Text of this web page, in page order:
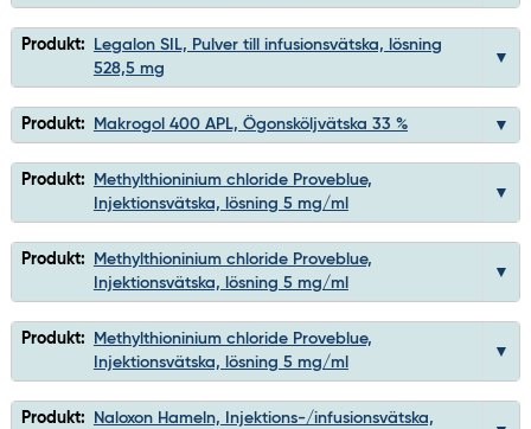
Produkt:
Legalon SIL, Pulver till infusionsvätska, lösning
528,5 mg
Produkt: Makrogol 400 APL, Ögonsköljvätska 33 %
Produkt:
Methylthioninium chloride Proveblue,
Injektionsvätska, lösning 5 mg/ml
Produkt:
Methylthioninium chloride Proveblue,
Injektionsvätska, lösning 5 mg/ml
Produkt:
Methylthioninium chloride Proveblue,
Injektionsvätska, lösning 5 mg/ml
Produkt:
Naloxon Hameln, Injektions-/infusionsvätska,